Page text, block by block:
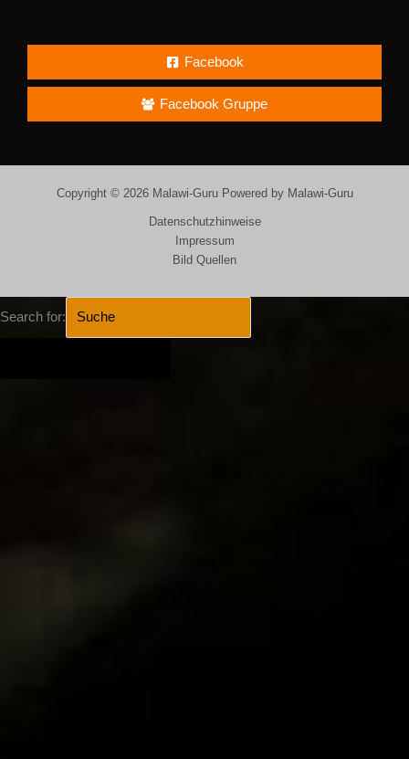
Facebook
Facebook Gruppe
Copyright © 2026 Malawi-Guru Powered by Malawi-Guru
Datenschutzhinweise
Impressum
Bild Quellen
Search for: